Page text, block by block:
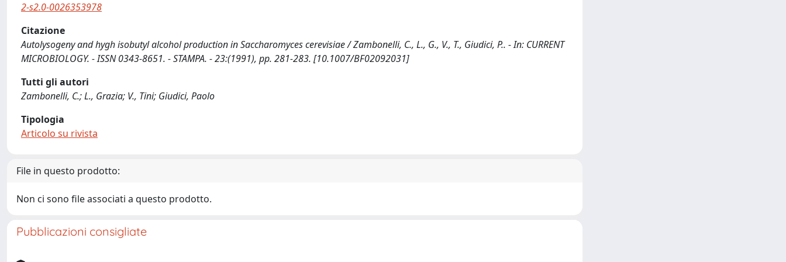
2-s2.0-0026353978
Citazione
Autolysogeny and hygh isobutyl alcohol production in Saccharomyces cerevisiae / Zambonelli, C., L., G., V., T., Giudici, P.. - In: CURRENT
MICROBIOLOGY. - ISSN 0343-8651. - STAMPA. - 23:(1991), pp. 281-283. [10.1007/BF02092031]
Tutti gli autori
Zambonelli, C.; L., Grazia; V., Tini; Giudici, Paolo
Tipologia
Articolo su rivista
File in questo prodotto:
Non ci sono file associati a questo prodotto.
Pubblicazioni consigliate